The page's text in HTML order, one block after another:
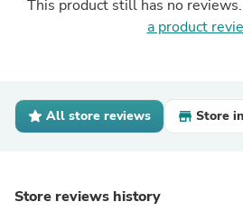
This product still has no
a product
All store reviews Store
Store reviews history